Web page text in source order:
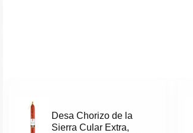
Desa Chorizo de la
Sierra Cular Extra,